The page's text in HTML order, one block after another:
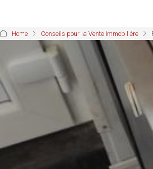
Home Conseils pour la Vente Immobilière